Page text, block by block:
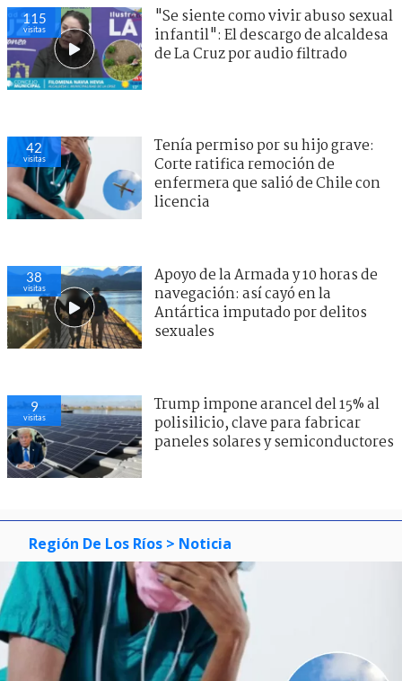
119
visitas
"Se siente como vivir abuso sexual
infantil": El descargo de alcaldesa
de La Cruz por audio filtrado
47
visitas
Tenía permiso por su hijo grave:
Corte ratifica remoción de
enfermera que salió de Chile con
licencia
37
visitas
Apoyo de la Armada y 10 horas de
navegación: así cayó en la
Antártica imputado por delitos
sexuales
33
visitas
Trump impone arancel del 15% al
polisilicio, clave para fabricar
paneles solares y semiconductores
Región De Los Ríos > Noticia